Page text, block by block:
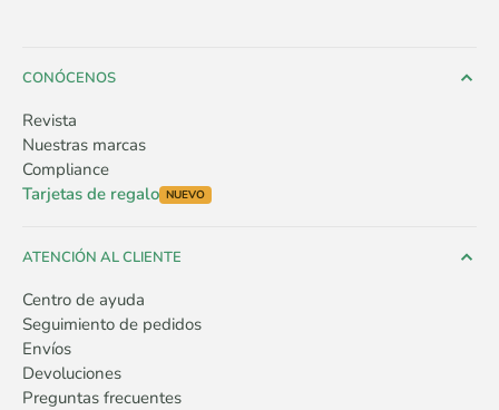
CONÓCENOS
Revista
Nuestras marcas
Compliance
Tarjetas de regalo NUEVO
ATENCIÓN AL CLIENTE
Centro de ayuda
Seguimiento de pedidos
Envíos
Devoluciones
Preguntas frecuentes